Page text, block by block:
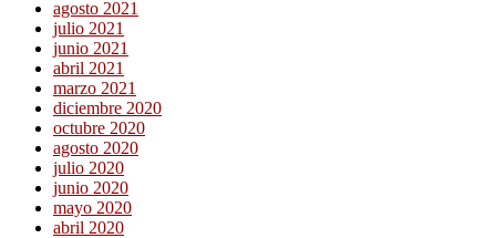
agosto 2021
julio 2021
junio 2021
abril 2021
marzo 2021
diciembre 2020
octubre 2020
agosto 2020
julio 2020
junio 2020
mayo 2020
abril 2020